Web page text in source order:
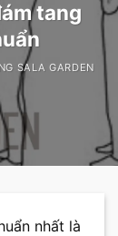
tang
SALA GARDEN
nhất là